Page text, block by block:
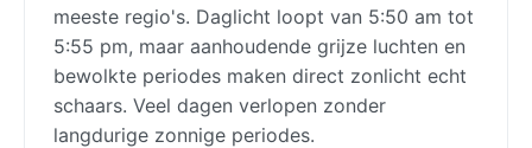
meeste regio's. Daglicht loopt van 5:50 am tot
5:55 pm, maar aanhoudende grijze luchten en
bewolkte periodes maken direct zonlicht echt
schaars. Veel dagen verlopen zonder
langdurige zonnige periodes.